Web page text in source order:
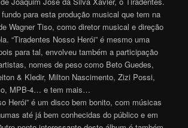
para esta produção musical que tem na
Wagner Tiso, como diretor musical e direção
“Tiradentes Nosso Herói” é mesmo uma
para tal, envolveu também a participação
nomes de peso como Beto Guedes,
& Kledir, Milton Nascimento, Zizi Possi,
MPB-4… e tem mais…
Herói” é um disco bem bonito, com músicas
até já bem conhecidas do público e em